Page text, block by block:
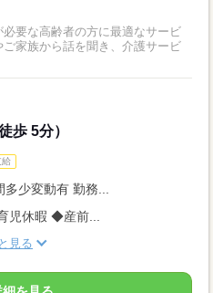
要な高齢者の方に最適なサービ
家族から話を聞き、介護サービ
歩 5分）
給
少変動有 勤務...
休暇 ◆産前...
見る